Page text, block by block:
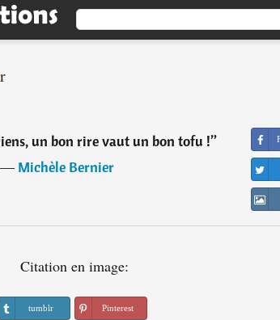
un bon rire vaut un bon tofu !”
―Michèle Bernier
Citation en image:
tumblr Pinterest